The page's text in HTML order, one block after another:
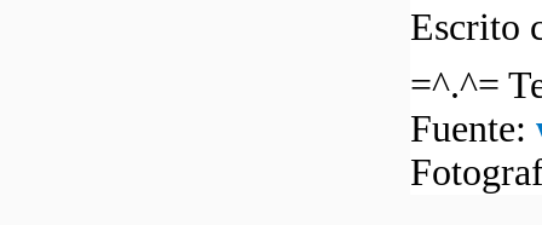
Escrito
=^.^=
Fuente: